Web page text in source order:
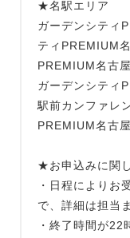
★名駅エリア
ガーデンシティ
ティPREMIUM
PREMIUM名古
ガーデンシティ
駅前カンファレ
PREMIUM名古
★お申込みに関
・日程によりお
で、詳細は担当
・終了時間が22